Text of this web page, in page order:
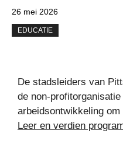
26 mei 2026
EDUCATIE
De stadsleiders van
de non-
arbeidsontwikkeling
Leer en verdien